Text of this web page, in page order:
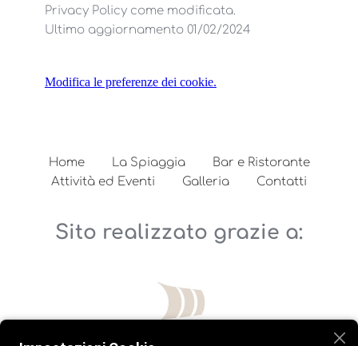
Privacy Policy come modificata.
Ultimo aggiornamento 01/02/2024
Modifica le preferenze dei cookie.
Home La Spiaggia
Bar e Ristorante
Attività ed Eventi
Galleria Contatti
Sito realizzato grazie a: